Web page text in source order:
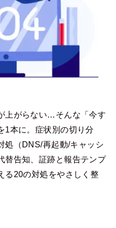
上がらない…そんな「今す
1本に。症状別の切り分
処（DNS/再起動/キャッシ
替告知、証跡と報告テンプ
る20の対処をやさしく整